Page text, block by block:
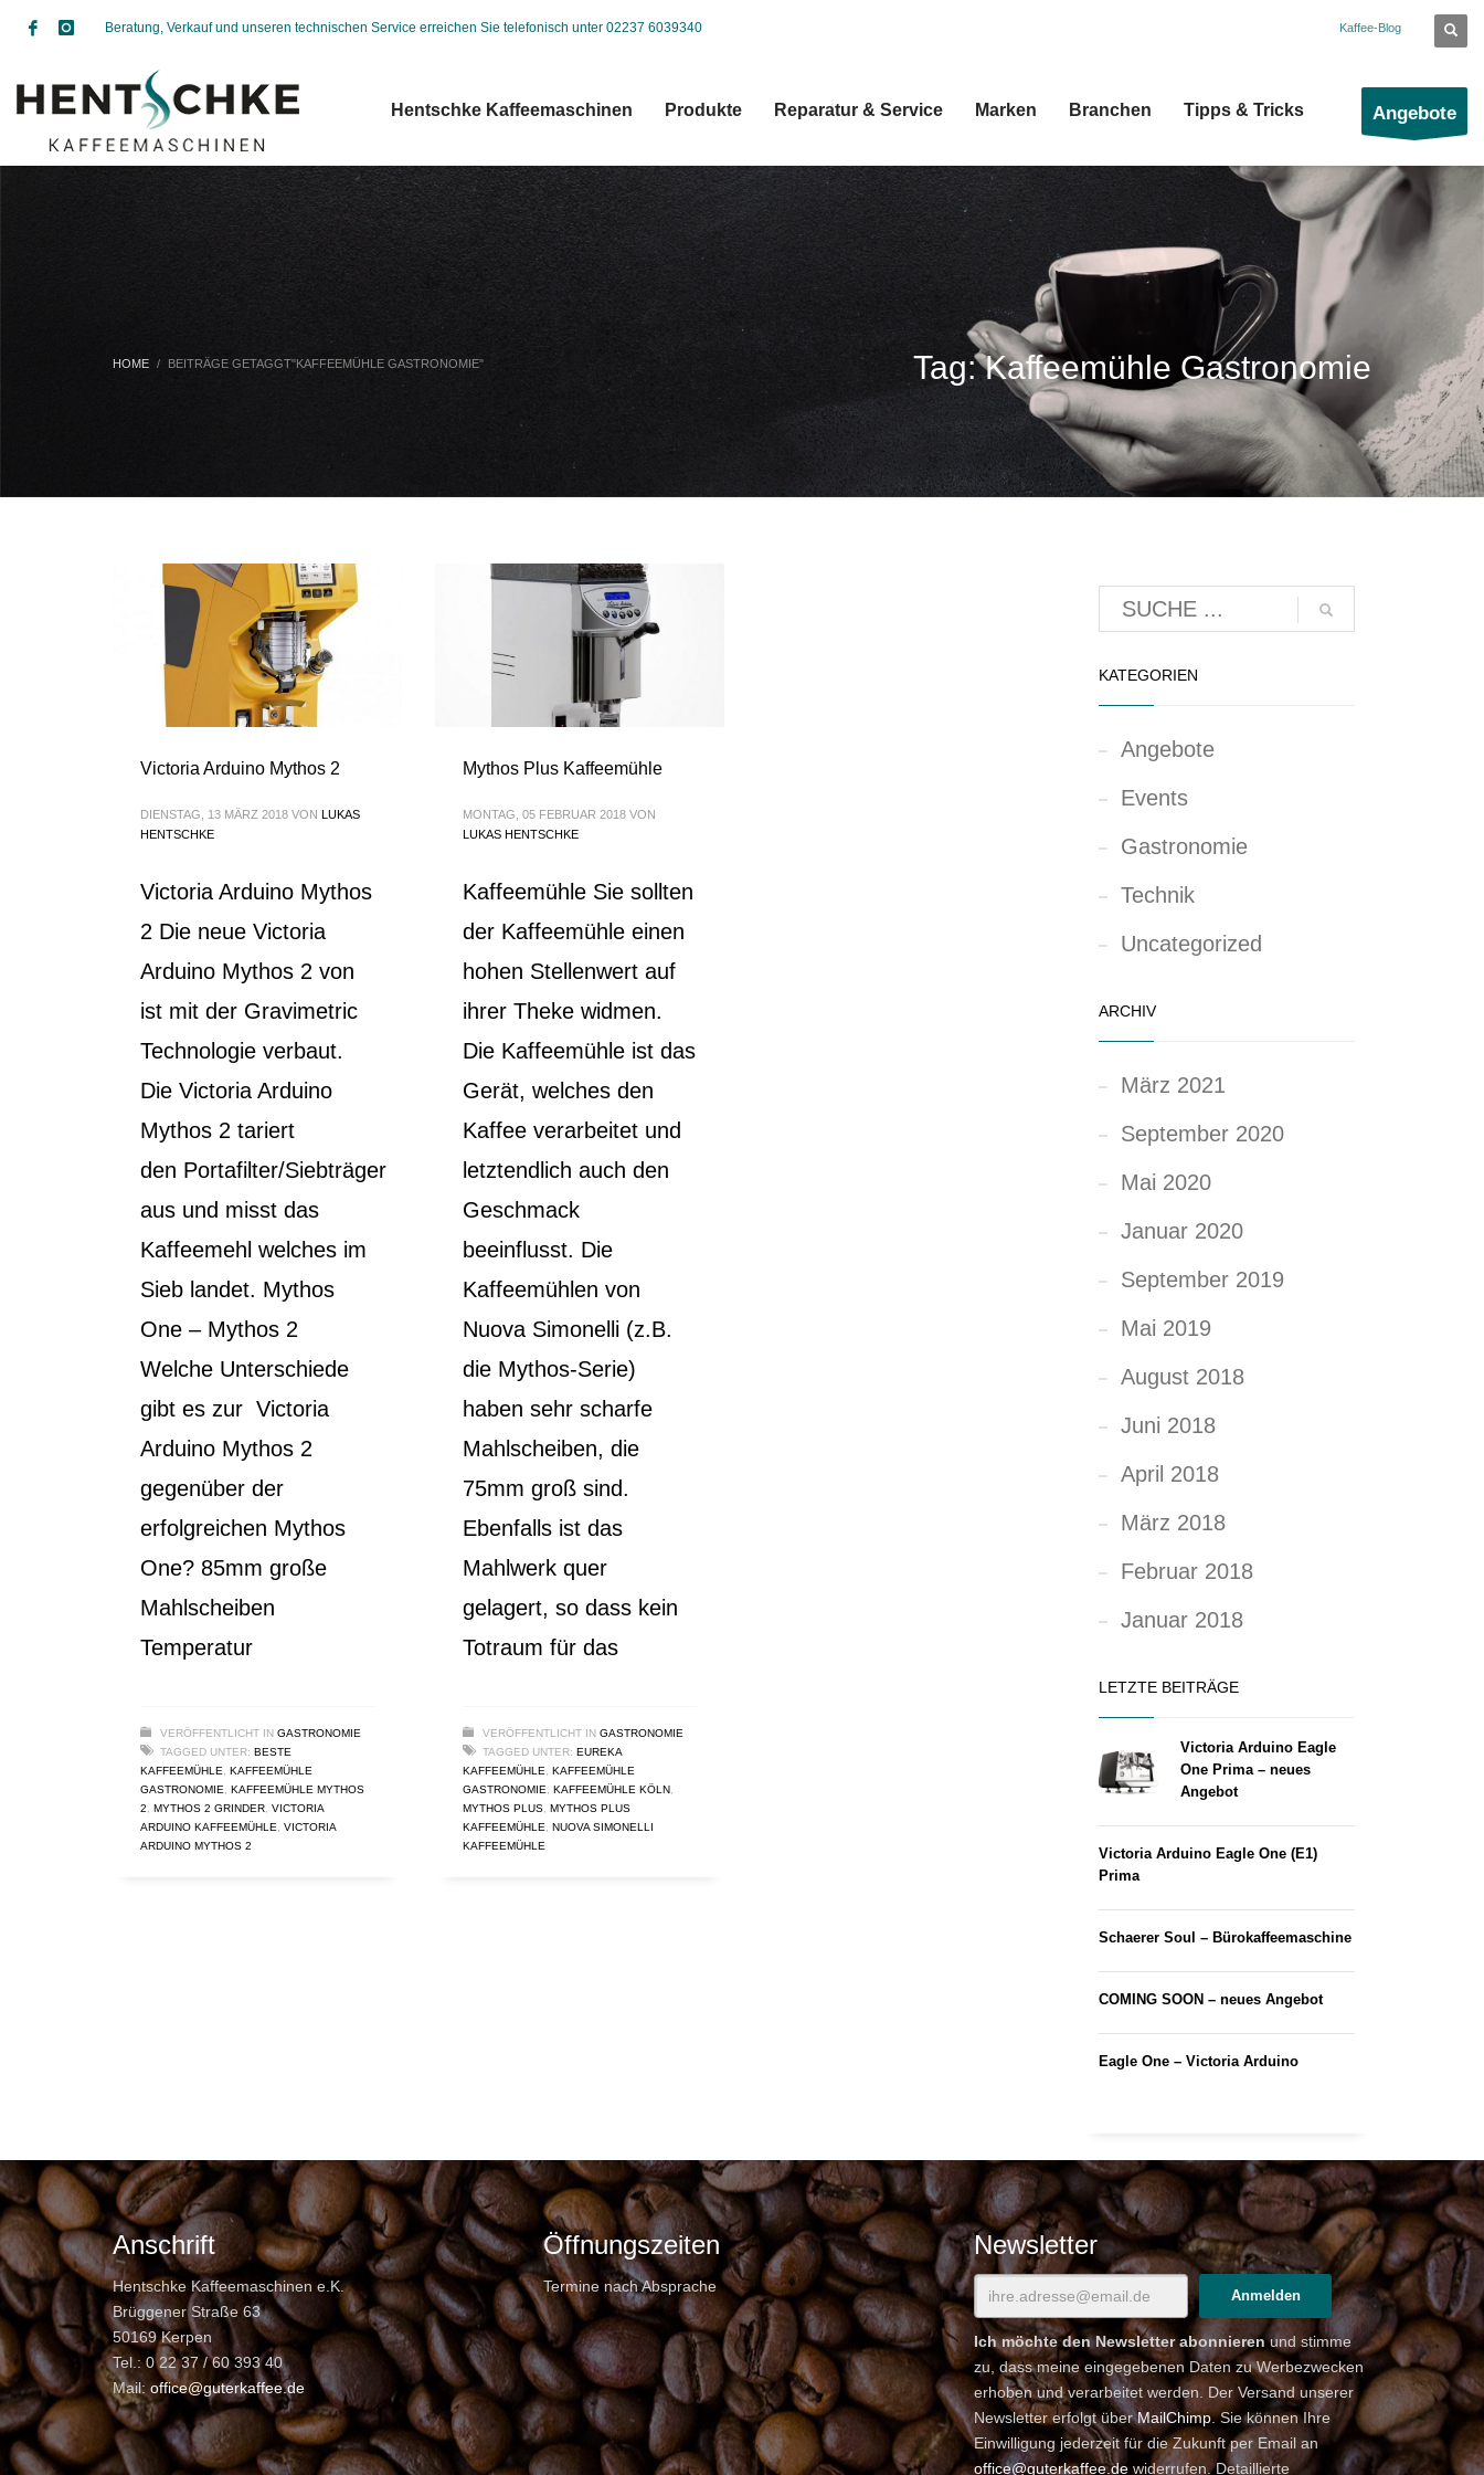
Beratung, Verkauf und unseren technischen Service erreichen Sie telefonisch unter 02237 6039340 Kaffee-Blog
Hentschke Kaffeemaschinen Produkte Reparatur & Service Marken Branchen Tipps & Tricks Angebote
HOME BEITRÄGE GETAGGT"KAFFEEMÜHLE GASTRONOMIE" Tag: Kaffeemühle Gastronomie
Victoria Arduino Mythos 2
DIENSTAG, 13 MÄRZ 2018 VON
LUKAS
HENTSCHKE
Victoria Arduino Mythos
2 Die neue Victoria
Arduino Mythos 2 von
ist mit der Gravimetric
Technologie verbaut.
Die Victoria Arduino
Mythos 2 tariert
den Portafilter/Siebträger
aus und misst das
Kaffeemehl welches im
Sieb landet. Mythos
One – Mythos 2
Welche Unterschiede
gibt es zur Victoria
Arduino Mythos 2
gegenüber der
erfolgreichen Mythos
One? 85mm große
Mahlscheiben
Temperatur
VERÖFFENTLICHT IN GASTRONOMIE
TAGGED UNTER: BESTE
KAFFEEMÜHLE, KAFFEEMÜHLE
GASTRONOMIE, KAFFEEMÜHLE MYTHOS
2, MYTHOS 2 GRINDER, VICTORIA
ARDUINO KAFFEEMÜHLE, VICTORIA
ARDUINO MYTHOS 2
Mythos Plus Kaffeemühle
MONTAG, 05 FEBRUAR 2018 VON
LUKAS HENTSCHKE
Kaffeemühle Sie sollten
der Kaffeemühle einen
hohen Stellenwert auf
ihrer Theke widmen.
Die Kaffeemühle ist das
Gerät, welches den
Kaffee verarbeitet und
letztendlich auch den
Geschmack
beeinflusst. Die
Kaffeemühlen von
Nuova Simonelli (z.B.
die Mythos-Serie)
haben sehr scharfe
Mahlscheiben, die
75mm groß sind.
Ebenfalls ist das
Mahlwerk quer
gelagert, so dass kein
Totraum für das
VERÖFFENTLICHT IN GASTRONOMIE
TAGGED UNTER: EUREKA
KAFFEEMÜHLE, KAFFEEMÜHLE
GASTRONOMIE, KAFFEEMÜHLE KÖLN,
MYTHOS PLUS, MYTHOS PLUS
KAFFEEMÜHLE, NUOVA SIMONELLI
KAFFEEMÜHLE
KATEGORIEN
Angebote
Events
Gastronomie
Technik
Uncategorized
ARCHIV
März 2021
September 2020
Mai 2020
Januar 2020
September 2019
Mai 2019
August 2018
Juni 2018
April 2018
März 2018
Februar 2018
Januar 2018
LETZTE BEITRÄGE
Victoria Arduino Eagle
One Prima – neues
Angebot
Victoria Arduino Eagle One (E1)
Prima
Schaerer Soul – Bürokaffeemaschine
COMING SOON – neues Angebot
Eagle One – Victoria Arduino
Anschrift
Hentschke Kaffeemaschinen e.K.
Brüggener Straße 63
50169 Kerpen
Tel.: 0 22 37 / 60 393 40
Mail: office@guterkaffee.de
Öffnungszeiten
Termine nach Absprache
Newsletter
Ich möchte den Newsletter abonnierenund stimme
zu, dass meine eingegebenen Daten zu Werbezwecken
erhoben und verarbeitet werden. Der Versand unserer
Newsletter erfolgt überMailChimp. Sie können Ihre
Einwilligung jederzeit für die Zukunft per Email an
office@guterkaffee.de widerrufen. Detaillierte